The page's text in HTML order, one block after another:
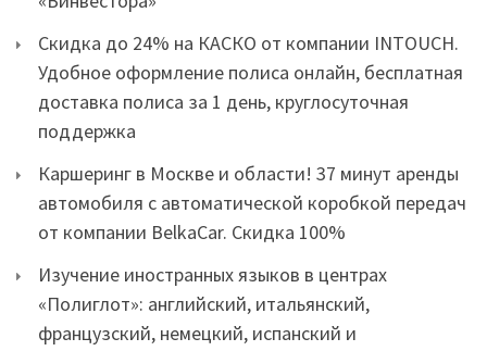
Скидка до 24% на КАСКО от компании INTOUCH.
Удобное оформление полиса онлайн, бесплатная
доставка полиса за 1 день, круглосуточная
поддержка
Каршеринг в Москве и области! 37 минут аренды
автомобиля с автоматической коробкой передач
от компании BelkaCar. Скидка 100%
Изучение иностранных языков в центрах
«Полиглот»: английский, итальянский,
французский, немецкий, испанский и